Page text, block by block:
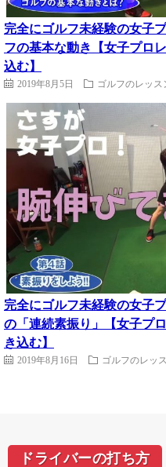
完全にゴルフ未経験の女子
フの基本な動き【女子プロ
込む】
2019年8月5日 ゴルフのレッス
完全にゴルフ未経験の女子
の「連続素振り」【女子プ
き込む】
2019年8月16日 ゴルフのレッ
ドライバーの打ち方